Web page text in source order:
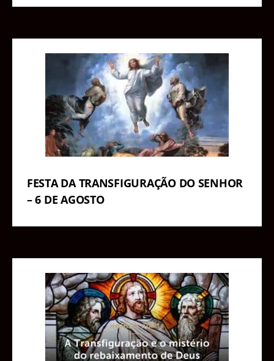
FESTA DA TRANSFIGURAÇÃO DO SENHOR
– 6 DE AGOSTO